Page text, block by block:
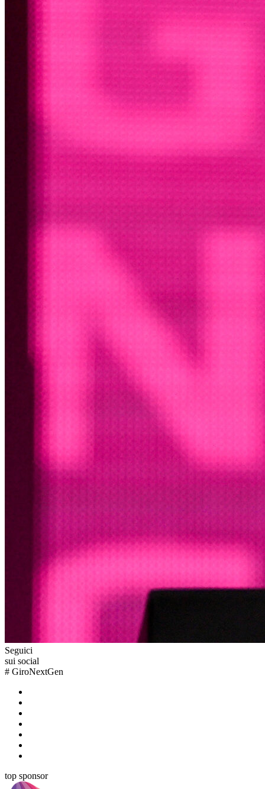
Seguici
sui social
# GiroNextGen
top sponsor